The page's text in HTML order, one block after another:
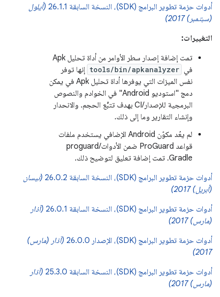
أدوات حزمة تطوير البرامج (SDK)، النسخة السابقة 26.1.1
(أيلول
(سبتمبر) 2017)
التغييرات:
تمت إضافة إصدار سطر الأوامر من أداة تحليل Apk
في tools/bin/apkanalyzer إنها توفر
نفس الميزات التي يوفرها أداة تحليل Apk في يمكن
دمج "استوديو Android" في الخوادم والنصوص
البرمجية للإصدار/CI بهدف تتبُّع الحجم. والانحدار
وإنشاء التقارير وما إلى ذلك.
لم يعُد مكوّن Android الإضافي يستخدم ملفات
قواعد ProGuard ضمن الأدوات/proguard
Gradle. تمت إضافة تعليق لتوضيح ذلك.
أدوات حزمة تطوير البرامج (SDK)، النسخة السابقة 26.0.2
(نيسان
(أبريل) 2017)
أدوات حزمة تطوير البرامج (SDK)، النسخة السابقة 26.0.1
(آذار
(مارس) 2017)
أدوات حزمة تطوير البرامج (SDK)، الإصدار 26.0.0
(آذار (مارس)
2017)
أدوات حزمة تطوير البرامج (SDK)، النسخة السابقة 25.3.0
(آذار
(مارس) 2017)